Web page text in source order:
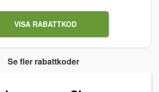
VISA RABATTKOD
Se fler rabattkoder